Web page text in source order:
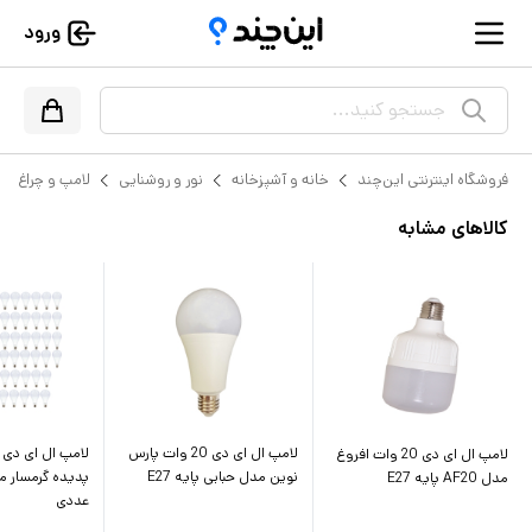
ورود
جستجو کنید...
فروشگاه اینترنتی این‌چند خانه و آشپزخانه نور و روشنایی لامپ و چراغ
کالاهای مشابه
لامپ ال ای دی 20 وات افروغ
مدل AF20 پایه E27
لامپ ال ای دی 20 وات پارس
نوین مدل حبابی پایه E27
عددی‎